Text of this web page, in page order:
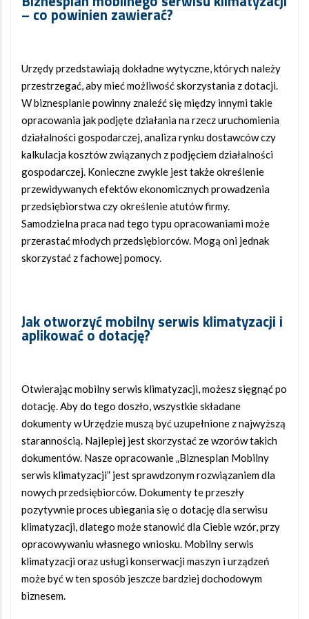
– co powinien zawierać?
Urzędy przedstawiają dokładne wytyczne, których należy
przestrzegać, aby mieć możliwość skorzystania z dotacji.
W biznesplanie powinny znaleźć się między innymi takie
opracowania jak podjęte działania na rzecz uruchomienia
działalności gospodarczej, analiza rynku dostawców czy
kalkulacja kosztów związanych z podjęciem działalności
gospodarczej. Konieczne zwykle jest także określenie
przewidywanych efektów ekonomicznych prowadzenia
przedsiębiorstwa czy określenie atutów firmy.
Samodzielna praca nad tego typu opracowaniami może
przerastać młodych przedsiębiorców. Mogą oni jednak
skorzystać z fachowej pomocy.
Jak otworzyć mobilny serwis klimatyzacji i
aplikować o dotację?
Otwierając mobilny serwis klimatyzacji, możesz sięgnąć po
dotację. Aby do tego doszło, wszystkie składane
dokumenty w Urzędzie muszą być uzupełnione z najwyższą
starannością. Najlepiej jest skorzystać ze wzorów takich
dokumentów. Nasze opracowanie „Biznesplan Mobilny
serwis klimatyzacji” jest sprawdzonym rozwiązaniem dla
nowych przedsiębiorców. Dokumenty te przeszły
pozytywnie proces ubiegania się o dotację dla serwisu
klimatyzacji, dlatego może stanowić dla Ciebie wzór, przy
opracowywaniu własnego wniosku. Mobilny serwis
klimatyzacji oraz usługi konserwacji maszyn i urządzeń
może być w ten sposób jeszcze bardziej dochodowym
biznesem.